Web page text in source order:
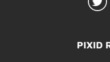
PIXID